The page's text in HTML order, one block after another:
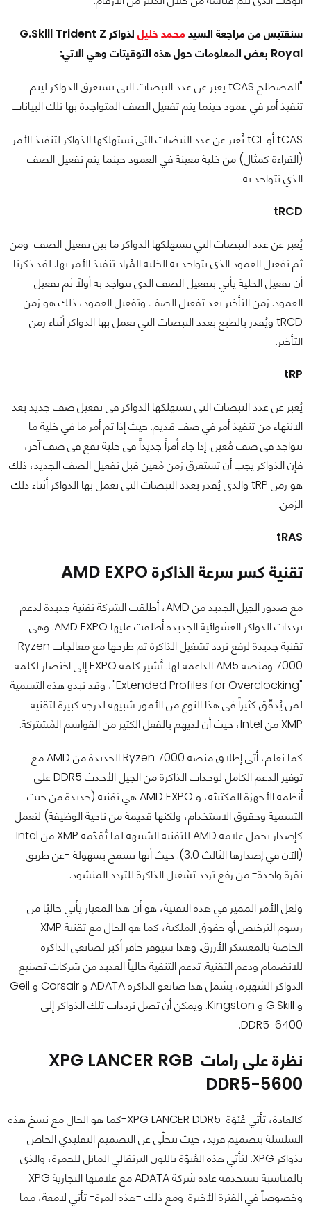
سنقتبس من مراجعة السيد محمد خليل
لذواكر G.Skill Trident Z
Royal بعض المعلومات حول هذه التوقيتات وهي الاتي:
"المصطلح tCAS يعبر عن عدد النبضات التي تستغرق الذواكر ليتم
تنفيذ أمر في عمود حينما يتم تفعيل الصف المتواجدة بها تلك البيانات
tCAS أو tCL تُعبر عن عدد النبضات التي تستهلكها الذواكر لتنفيذ الأمر
(القراءة كمثال) من خلية معينة في العمود حينما يتم تفعيل الصف
الذي تتواجد به.
tRCD
يُعبر عن عدد النبضات التي تستهلكها الذواكر ما بين تفعيل الصف ومن
ثم تفعيل العمود الذي يتواجد به الخلية المُراد تنفيذ الأمر بها. لقد ذكرنا
أن تفعيل الخلية يأتي بتفعيل الصف الذى تتواجد به أولاً ثم تفعيل
العمود. زمن التأخير بعد تفعيل الصف وتفعيل العمود، ذلك هو زمن
tRCD ويُقدر بالطبع بعدد النبضات التي تعمل بها الذواكر أثناء زمن
التأخير.
tRP
يُعبر عن عدد النبضات التي تستهلكها الذواكر في تفعيل صف جديد بعد
الانتهاء من تنفيذ أمر في صف قديم. حيث إذا تم أمر ما في خلية ما
تتواجد في صف مُعين. إذا جاء أمراً جديداً في خلية تقع في صف آخر،
فإن الذواكر يجب أن تستغرق زمن مُعين قبل تفعيل الصف الجديد، ذلك
هو زمن tRP والذى يُقدر بعدد النبضات التي تعمل بها الذواكر أثناء ذلك
الزمن.
tRAS
تقنية كسر سرعة الذاكرة AMD EXPO
مع صدور الجيل الجديد من AMD، أطلقت الشركة تقنية جديدة لدعم
ترددات الذواكر العشوائية الجديدة أطلقت عليها AMD EXPO. وهي
تقنية جديدة لرفع تردد تشغيل الذاكرة تم طرحها مع معالجات Ryzen
7000 ومنصة AM5 الداعمة لها. تُشير كلمة EXPO إلى اختصار لكلمة
"Extended Profiles for Overclocking"، وقد تبدو هذه التسمية
لمن يُدقّق كثيراً في هذا النوع من الأمور شبيهة لدرجة كبيرة لتقنية
XMP من Intel، حيث أن لديهم بالفعل الكثير من القواسم المُشتركة.
كما نعلم، أتى إطلاق منصة Ryzen 7000 الجديدة من AMD مع
توفير الدعم الكامل لوحدات الذاكرة من الجيل الأحدث DDR5 على
أنظمة الأجهزة المكتبيّة، و AMD EXPO هي تقنية (جديدة من حيث
التسمية وحقوق الاستخدام، ولكنها قديمة من ناحية الوظيفة) لتعمل
كإصدار يحمل علامة AMD للتقنية الشبيهة لما تُقدّمه XMP من Intel
(الآن في إصدارها الثالث 3.0). حيث أنها تسمح بسهولة -عن طريق
نقرة واحدة- من رفع تردد تشغيل الذاكرة للتردد المنشود.
ولعل الأمر المميز في هذه التقنية، هو أن هذا المعيار يأتي خاليًا من
رسوم الترخيص أو حقوق الملكية، كما هو الحال مع تقنية XMP
الخاصة بالمعسكر الأزرق. وهذا سيوفر حافز أكبر لصانعي الذاكرة
للانضمام ودعم التقنية. تدعم التنقية حالياً العديد من شركات تصنيع
الذواكر الشهيرة، يشمل هذا صانعو الذاكرة ADATA و Corsair و Geil
و G.Skill و Kingston. ويمكن أن تصل ترددات تلك الذواكر إلى
DDR5-6400.
نظرة على رامات XPG LANCER RGB
DDR5-5600
كالعادة، تأتي عُبْوَة XPG LANCER DDR5-كما هو الحال مع نسخ هذه
السلسلة بتصميم فريد، حيث تتخلّى عن التصميم التقليدي الخاص
بذواكر XPG. لتأتي هذه العُبوّة باللون البرتقالي المائل للحمرة، والذي
بالمناسبة تستخدمه عادة شركة ADATA مع علامتها التجارية XPG
وخصوصاً في الفترة الأخيرة. ومع ذلك -هذه المرة- تأتي لامعة، مما